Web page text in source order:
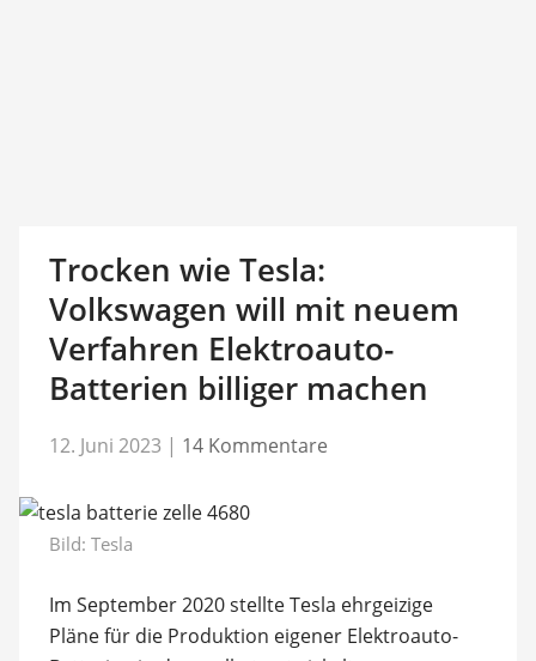
Trocken wie Tesla:
Volkswagen will mit neuem
Verfahren Elektroauto-
Batterien billiger machen
12. Juni 2023 | 14 Kommentare
Bild: Tesla
Im September 2020 stellte Tesla ehrgeizige
Pläne für die Produktion eigener Elektroauto-